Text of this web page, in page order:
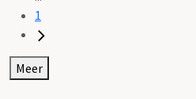
1
Meer